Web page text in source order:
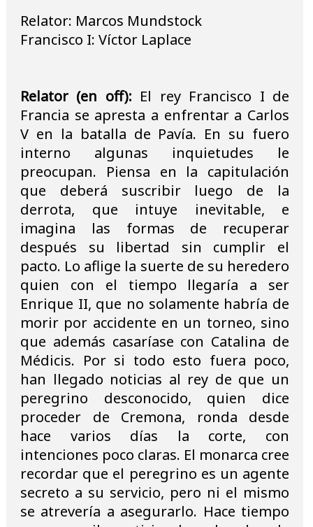
Relator: Marcos Mundstock
Francisco I: Víctor Laplace
Relator (en off): El rey Francisco I de
Francia se apresta a enfrentar a Carlos
V en la batalla de Pavía. En su fuero
interno algunas inquietudes le
preocupan. Piensa en la capitulación
que deberá suscribir luego de la
derrota, que intuye inevitable, e
imagina las formas de recuperar
después su libertad sin cumplir el
pacto. Lo aflige la suerte de su heredero
quien con el tiempo llegaría a ser
Enrique II, que no solamente habría de
morir por accidente en un torneo, sino
que además casaríase con Catalina de
Médicis. Por si todo esto fuera poco,
han llegado noticias al rey de que un
peregrino desconocido, quien dice
proceder de Cremona, ronda desde
hace varios días la corte, con
intenciones poco claras. El monarca cree
recordar que el peregrino es un agente
secreto a su servicio, pero ni el mismo
se atrevería a asegurarlo. Hace tiempo